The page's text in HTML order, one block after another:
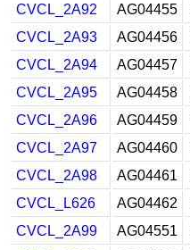
CVCL_2A92
AG04455
CVCL_2A93
AG04456
CVCL_2A94
AG04457
CVCL_2A95
AG04458
CVCL_2A96
AG04459
CVCL_2A97
AG04460
CVCL_2A98
AG04461
CVCL_L626
AG04462
CVCL_2A99
AG04551